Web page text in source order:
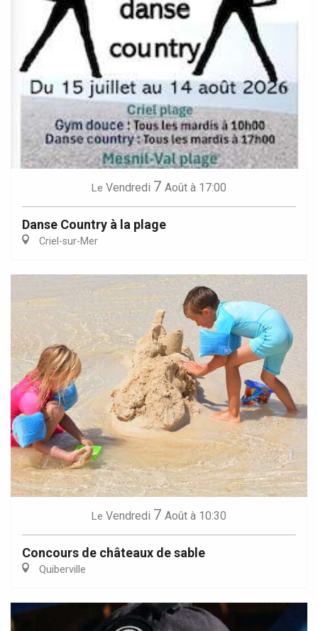
Le Vendredi 7 Août à 17:00
Danse Country à la plage
Criel-sur-Mer
Le Vendredi 7 Août à 10:30
Concours de châteaux de sable
Quiberville